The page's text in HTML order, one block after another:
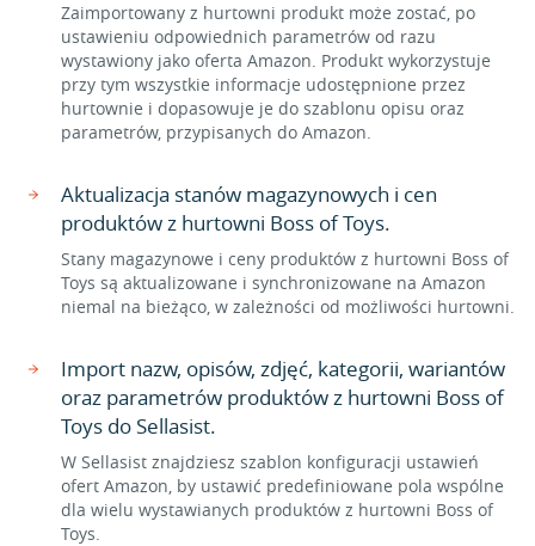
Zaimportowany z hurtowni produkt może zostać, po
ustawieniu odpowiednich parametrów od razu
wystawiony jako oferta Amazon. Produkt wykorzystuje
przy tym wszystkie informacje udostępnione przez
hurtownie i dopasowuje je do szablonu opisu oraz
parametrów, przypisanych do Amazon.
Aktualizacja stanów magazynowych i cen
produktów z hurtowni Boss of Toys.
Stany magazynowe i ceny produktów z hurtowni Boss of
Toys są aktualizowane i synchronizowane na Amazon
niemal na bieżąco, w zależności od możliwości hurtowni.
Import nazw, opisów, zdjęć, kategorii, wariantów
oraz parametrów produktów z hurtowni Boss of
Toys do Sellasist.
W Sellasist znajdziesz szablon konfiguracji ustawień
ofert Amazon, by ustawić predefiniowane pola wspólne
dla wielu wystawianych produktów z hurtowni Boss of
Toys.